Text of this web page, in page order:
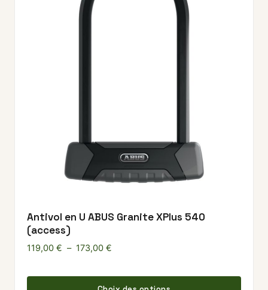
Antivol en U ABUS Granite XPlus 540
(access)
119,00 € – 173,00 €
Ce